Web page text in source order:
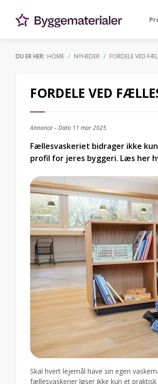
DU ER HER: HOME NYHEDER FORDELE VED
FORDELE VED
Annonce – Dato 11 mar 2025
Fællesvaskeriet bidrager ikke
profil for jeres byggeri. Læs her
Skal hvert lejemål have sin egen
fællesvaskerier løser ikke kun et